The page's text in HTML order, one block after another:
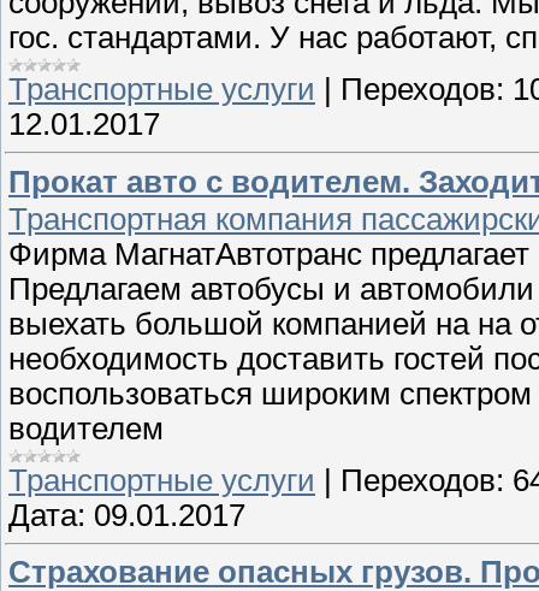
гос. стандартами. У нас работают,
Транспортные услуги
Переходов:
12.01.2017
Прокат авто с водителем.
Транспортная компания
Фирма МагнатАвтотранс
Предлагаем автобусы и
выехать большой компанией на на
необходимость доставить гостей
воспользоваться широким
водителем
Транспортные услуги | Переходов:
Дата: 09.01.2017
Страхование опасных грузов.